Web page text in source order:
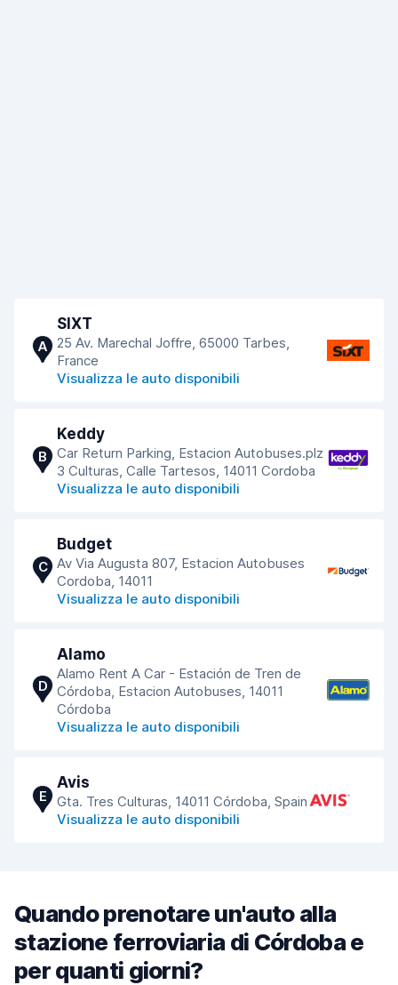
A
SIXT
25 Av. Marechal Joffre, 65000 Tarbes,
France
Visualizza le auto disponibili
B
Keddy
Car Return Parking, Estacion Autobuses.plz
3 Culturas, Calle Tartesos, 14011 Cordoba
Visualizza le auto disponibili
C
Budget
Av Via Augusta 807, Estacion Autobuses
Cordoba, 14011
Visualizza le auto disponibili
D
Alamo
Alamo Rent A Car - Estación de Tren de
Córdoba, Estacion Autobuses, 14011
Córdoba
Visualizza le auto disponibili
E
Avis
Gta. Tres Culturas, 14011 Córdoba, Spain
Visualizza le auto disponibili
Quando prenotare un'auto alla
stazione ferroviaria di Córdoba e
per quanti giorni?